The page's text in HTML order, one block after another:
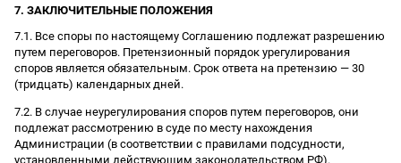
7. ЗАКЛЮЧИТЕЛЬНЫЕ ПОЛОЖЕНИЯ
7.1. Все споры по настоящему Соглашению подлежат разрешению
путем переговоров. Претензионный порядок урегулирования
споров является обязательным. Срок ответа на претензию — 30
(тридцать) календарных дней.
7.2. В случае неурегулирования споров путем переговоров, они
подлежат рассмотрению в суде по месту нахождения
Администрации (в соответствии с правилами подсудности,
установленными действующим законодательством РФ).